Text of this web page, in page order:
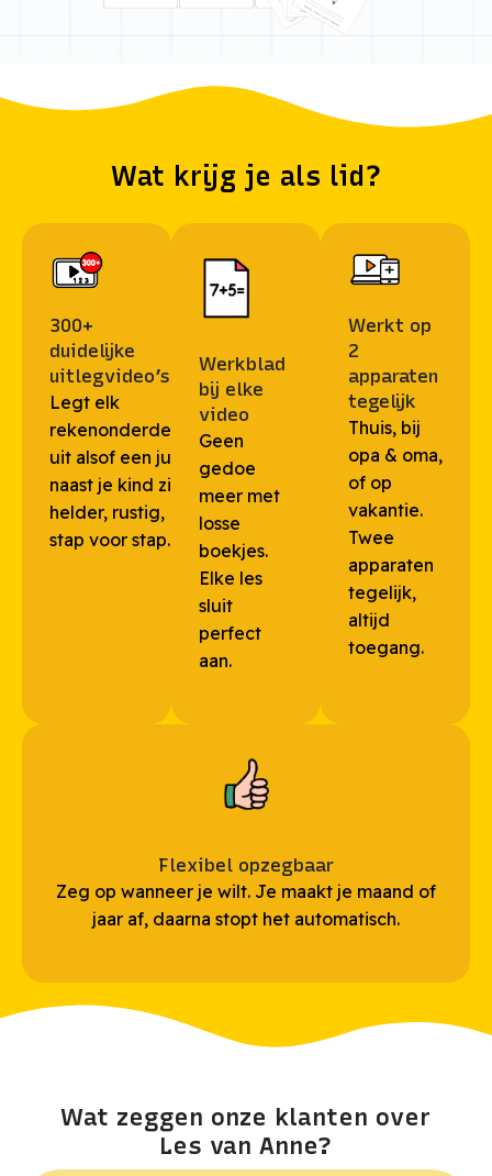
Wat krijg je als lid?
300+
duidelijke
uitlegvideo’s
Legt elk
rekenonderdeel
uit alsof een juf
naast je kind zit,
helder, rustig,
stap voor stap.
Werkblad
bij elke
video
Geen
gedoe
meer met
losse
boekjes.
Elke les
sluit
perfect
aan.
Werkt op
2
apparaten
tegelijk
Thuis, bij
opa & oma,
of op
vakantie.
Twee
apparaten
tegelijk,
altijd
toegang.
Flexibel opzegbaar
Zeg op wanneer je wilt. Je maakt je maand of
jaar af, daarna stopt het automatisch.
Wat zeggen onze klanten over
Les van Anne?